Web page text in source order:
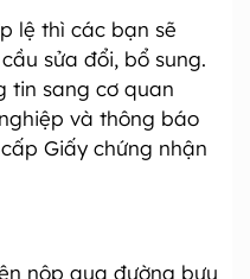
lệ thì các bạn sẽ
sửa đổi, bổ sung.
tin sang cơ quan
và thông báo
Giấy chứng nhận
nộp qua đường bưu